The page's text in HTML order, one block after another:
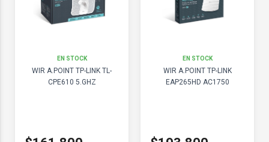
EN STOCK
WIR A.POINT TP-LINK TL-
CPE610 5.GHZ
EN STOCK
WIR A.POINT TP-LINK
EAP265HD AC1750